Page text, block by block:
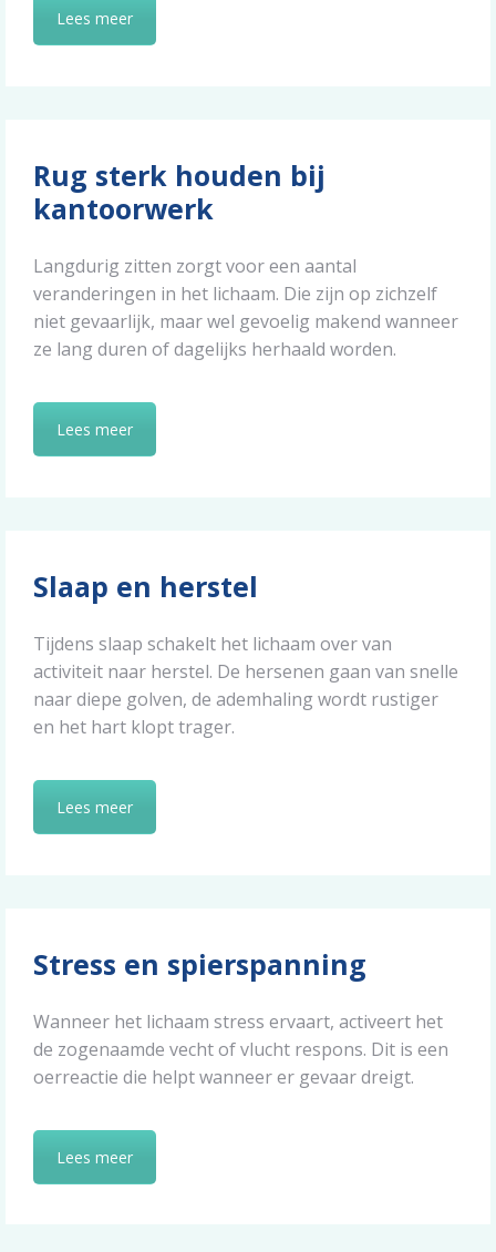
Lees meer
Rug sterk houden bij
kantoorwerk
Langdurig zitten zorgt voor een aantal
veranderingen in het lichaam. Die zijn op zichzelf
niet gevaarlijk, maar wel gevoelig makend wanneer
ze lang duren of dagelijks herhaald worden.
Lees meer
Slaap en herstel
Tijdens slaap schakelt het lichaam over van
activiteit naar herstel. De hersenen gaan van snelle
naar diepe golven, de ademhaling wordt rustiger
en het hart klopt trager.
Lees meer
Stress en spierspanning
Wanneer het lichaam stress ervaart, activeert het
de zogenaamde vecht of vlucht respons. Dit is een
oerreactie die helpt wanneer er gevaar dreigt.
Lees meer